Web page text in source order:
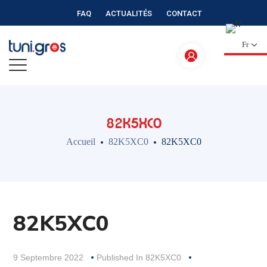
FAQ ACTUALITÉS CONTACT
Fr
82K5XC0
Accueil 82K5XC0 82K5XC0
82K5XC0
9 Septembre 2022 Published In82K5XC0